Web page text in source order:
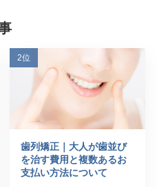
歯列矯正｜大人が歯並び
を治す費用と複数あるお
支払い方法について